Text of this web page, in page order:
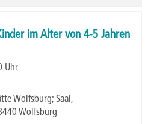
im Alter von 4-5 Jahren
Uhr
Wolfsburg; Saal,
Wolfsburg